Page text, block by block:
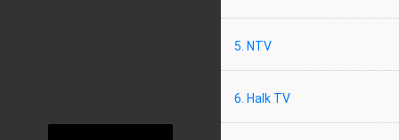
5. NTV
6. Halk TV